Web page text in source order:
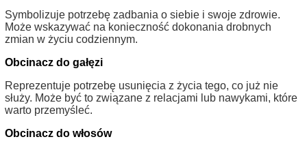
Symbolizuje potrzebę zadbania o siebie i swoje zdrowie.
Może wskazywać na konieczność dokonania drobnych
zmian w życiu codziennym.
Obcinacz do gałęzi
Reprezentuje potrzebę usunięcia z życia tego, co już nie
służy. Może być to związane z relacjami lub nawykami, które
warto przemyśleć.
Obcinacz do włosów